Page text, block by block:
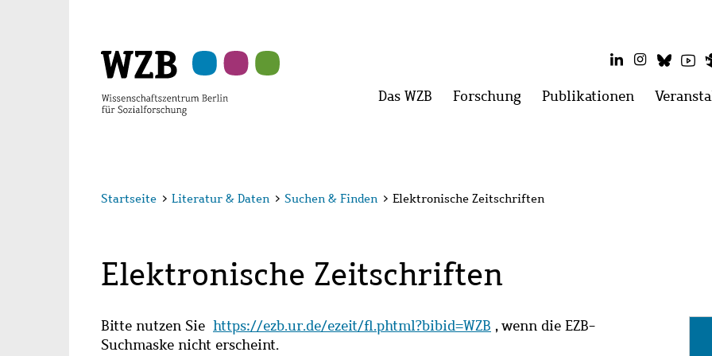
LinkedInInstagram
Hauptmenü
Das WZB Menü
Forschung Menü
Publikationen Menü
Startseite > Literatur & Daten > Suchen & Finden > Elektronische Zeitschriften
Elektronische Zeitschriften
Bitte nutzen Sie https://ezb.ur.de/ezeit/fl.phtml?bibid=WZB , wenn die EZB-
Suchmaske nicht erscheint.